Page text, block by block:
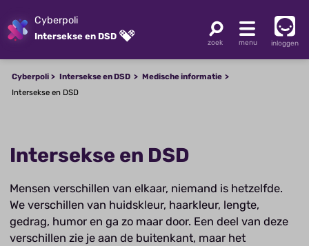
Cyberpoli
Intersekse en DSD
inloggen
Cyberpoli Intersekse en DSD
Medische informatie
Intersekse en DSD
Intersekse en DSD
Mensen verschillen van elkaar, niemand is hetzelfde.
We verschillen van huidskleur, haarkleur, lengte,
gedrag, humor en ga zo maar door. Een deel van deze
verschillen zie je aan de buitenkant, maar het